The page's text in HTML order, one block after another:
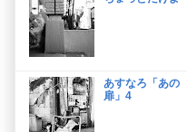
あすなろ「あの
扉」4